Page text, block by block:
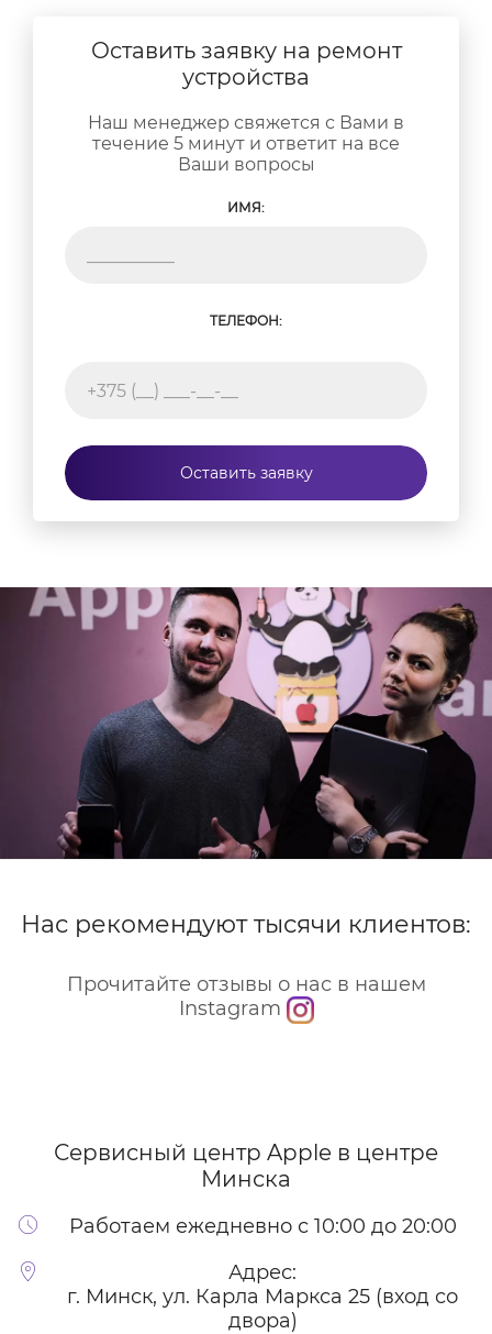
Оставить заявку на ремонт
устройства
Наш менеджер свяжется с Вами в
течение 5 минут и ответит на все
Ваши вопросы
ИМЯ:
ТЕЛЕФОН:
Оставить заявку
Нас рекомендуют тысячи клиентов:
Прочитайте отзывы о нас в нашем
Instagram
Сервисный центр Apple в центре
Минска
Работаем ежедневно с 10:00 до 20:00
Адрес:
г. Минск, ул. Карла Маркса 25 (вход со
двора)